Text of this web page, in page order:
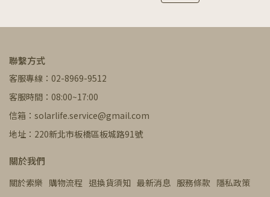
聯繫方式
客服專線：02-8969-9512
客服時間：08:00~17:00
信箱：solarlife.service@gmail.com
地址：220新北市板橋區板城路91號
關於我們
關於索樂 購物流程 退換貨須知 最新消息 服務條款 隱私政策